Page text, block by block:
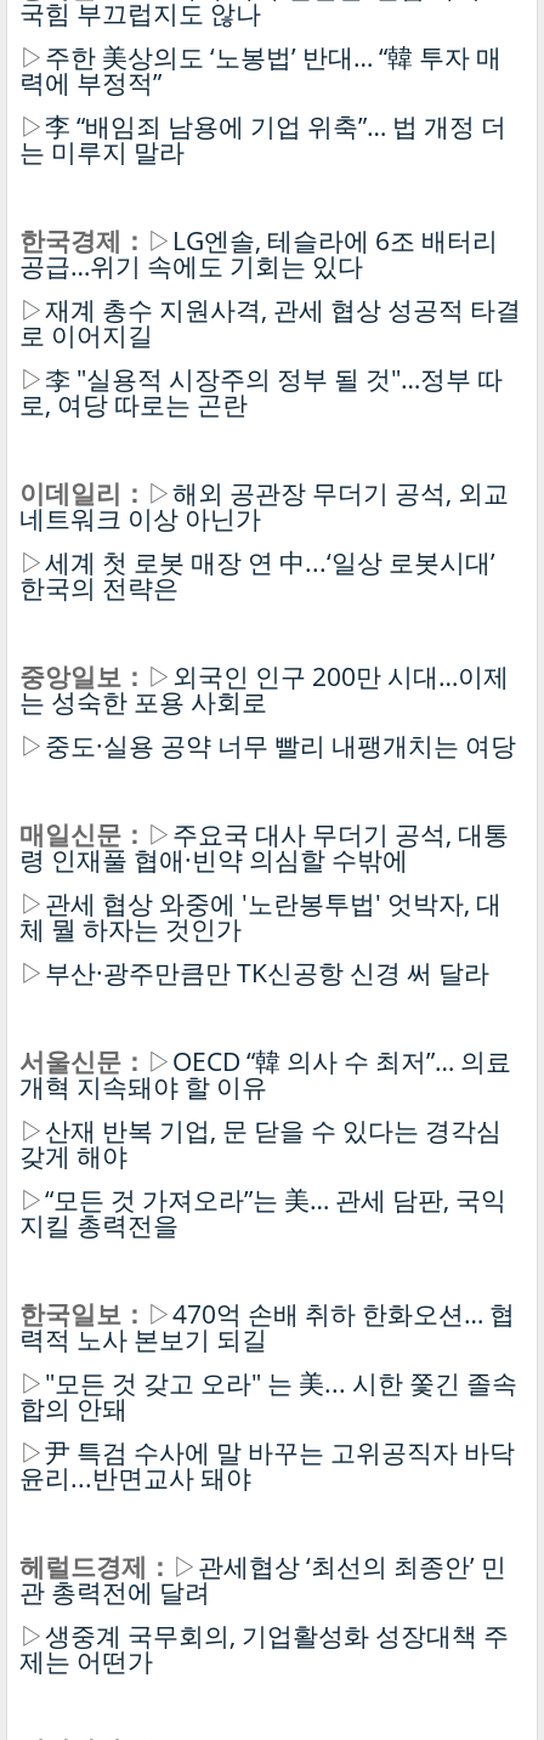
국힘 부끄럽지도 않나
▷주한 美상의도 ‘노봉법’ 반대… “韓 투자 매
력에 부정적”
▷李 “배임죄 남용에 기업 위축”… 법 개정 더
는 미루지 말라
한국경제： ▷ LG엔솔, 테슬라에 6조 배터리
공급…위기 속에도 기회는 있다
▷재계 총수 지원사격, 관세 협상 성공적 타결
로 이어지길
▷李 "실용적 시장주의 정부 될 것"…정부 따
로, 여당 따로는 곤란
이데일리： ▷해외 공관장 무더기 공석, 외교
네트워크 이상 아닌가
▷세계 첫 로봇 매장 연 中...‘일상 로봇시대’
한국의 전략은
중앙일보： ▷ 외국인 인구 200만 시대…이제
는 성숙한 포용 사회로
▷중도·실용 공약 너무 빨리 내팽개치는 여당
매일신문： ▷주요국 대사 무더기 공석, 대통
령 인재풀 협애·빈약 의심할 수밖에
▷관세 협상 와중에 '노란봉투법' 엇박자, 대
체 뭘 하자는 것인가
▷부산·광주만큼만 TK신공항 신경 써 달라
서울신문： ▷OECD “韓 의사 수 최저”… 의료
개혁 지속돼야 할 이유
▷산재 반복 기업, 문 닫을 수 있다는 경각심
갖게 해야
▷“모든 것 가져오라”는 美… 관세 담판, 국익
지킬 총력전을
한국일보： ▷470억 손배 취하 한화오션… 협
력적 노사 본보기 되길
▷"모든 것 갖고 오라" 는 美... 시한 쫓긴 졸속
합의 안돼
▷尹 특검 수사에 말 바꾸는 고위공직자 바닥
윤리...반면교사 돼야
헤럴드경제： ▷관세협상 ‘최선의 최종안’ 민
관 총력전에 달려
▷생중계 국무회의, 기업활성화 성장대책 주
제는 어떤가